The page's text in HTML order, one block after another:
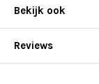
Bekijk ook
Reviews